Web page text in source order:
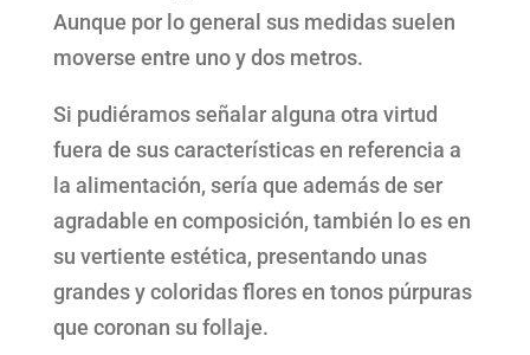
Aunque por lo general sus medidas suelen
moverse entre uno y dos metros.
Si pudiéramos señalar alguna otra virtud
fuera de sus características en referencia a
la alimentación, sería que además de ser
agradable en composición, también lo es en
su vertiente estética, presentando unas
grandes y coloridas flores en tonos púrpuras
que coronan su follaje.